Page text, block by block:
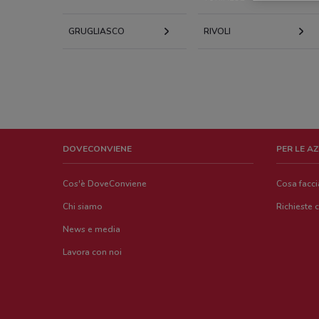
GRUGLIASCO RIVOLI
DOVECONVIENE
Cos'è DoveConviene
Chi siamo
News e media
Lavora con noi
PER LE
Cosa
Richieste